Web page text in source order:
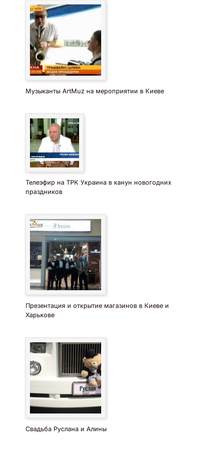
Музыканты ArtMuz на мероприятии в Киеве
Телеэфир на ТРК Украина в канун новогодних
праздников
Презентация и открытие магазинов в Киеве и
Харькове
Свадьба Руслана и Алины